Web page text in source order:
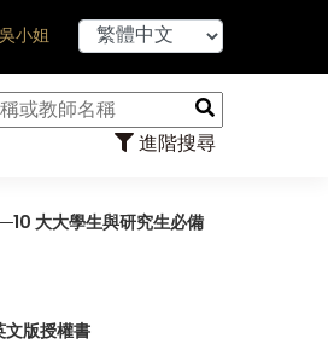
小姐
進階搜尋
【7/31
大大學生與研究生必備
版授權書